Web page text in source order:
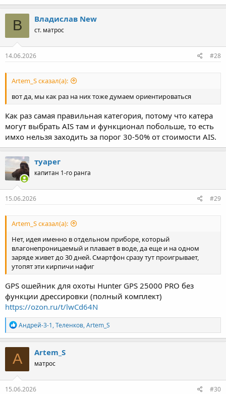
В Владислав New
ст. матрос
14.06.2026 #28
Artem_S сказал(а):
вот да, мы как раз на них тоже думаем ориентироваться
Как раз самая правильная категория, потому что катера
могут выбрать AIS там и функционал побольше, то есть
имхо нельзя заходить за порог 30-50% от стоимости AIS.
туарег
капитан 1-го ранга
15.06.2026 #29
Artem_S сказал(а):
Нет, идея именно в отдельном приборе, который
влагонепроницаемый и плавает в воде, да еще и на одном
заряде живет до 30 дней. Смартфон сразу тут проигрывает,
утопят эти кирпичи нафиг
GPS ошейник для охоты Hunter GPS 25000 PRO без
функции дрессировки (полный комплект)
https://ozon.ru/t/lwCd64N
Р
е
а
к
ц
и
и
:
Андрей-3-1,Теленков,Artem_S
A Artem_S
матрос
15.06.2026 #30